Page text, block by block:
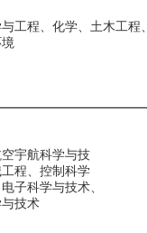
工程、化学、土木工程、
宇航科学与技
程、控制科学
子科学与技术、
技术